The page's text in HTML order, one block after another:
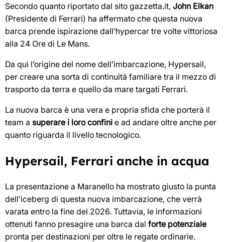
Secondo quanto riportato dal sito gazzetta.it, John Elkan
(Presidente di Ferrari) ha affermato che questa nuova
barca prende ispirazione dall’hypercar tre volte vittoriosa
alla 24 Ore di Le Mans.
Da qui l’origine del nome dell’imbarcazione, Hypersail,
per creare una sorta di continuità familiare tra il mezzo di
trasporto da terra e quello da mare targati Ferrari.
La nuova barca è una vera e propria sfida che porterà il
team a superare i loro confini e ad andare oltre anche per
quanto riguarda il livello tecnologico.
Hypersail, Ferrari anche in acqua
La presentazione a Maranello ha mostrato giusto la punta
dell’iceberg di questa nuova imbarcazione, che verrà
varata entro la fine del 2026. Tuttavia, le informazioni
ottenuti fanno presagire una barca dal forte potenziale
pronta per destinazioni per oltre le regate ordinarie.